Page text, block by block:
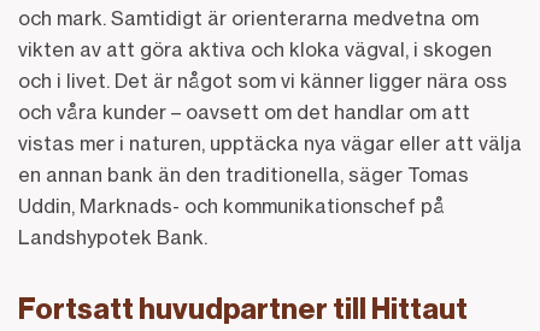
och mark. Samtidigt är orienterarna medvetna om
vikten av att göra aktiva och kloka vägval, i skogen
och i livet. Det är något som vi känner ligger nära oss
och våra kunder – oavsett om det handlar om att
vistas mer i naturen, upptäcka nya vägar eller att välja
en annan bank än den traditionella, säger Tomas
Uddin, Marknads- och kommunikationschef på
Landshypotek Bank.
Fortsatt huvudpartner till Hittaut